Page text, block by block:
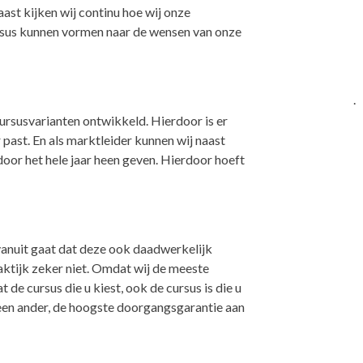
kijken wij continu hoe wij onze
kunnen vormen naar de wensen van onze
ontwikkeld. Hierdoor is er
En als marktleider kunnen wij naast
het hele jaar heen geven. Hierdoor hoeft
gaat dat deze ook daadwerkelijk
zeker niet. Omdat wij de meeste
de cursus die u kiest, ook de cursus is die u
ander, de hoogste doorgangsgarantie aan
.